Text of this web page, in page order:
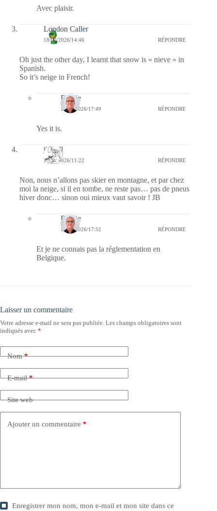
Avec plaisir.
London Caller
18/02/2026/14:46 RÉPONDRE
Oh just the other day, I learnt that snow is « nieve » in
Spanish.
So it’s neige in French!
Bernie
18/02/2026/17:49 RÉPONDRE
Yes it is.
jill bill
17/02/2026/11:22 RÉPONDRE
Non, nous n’allons pas skier en montagne, et par chez
moi la neige, si il en tombe, ne reste pas… pas de pneus
hiver donc… sinon oui mieux vaut savoir ! JB
Bernie
18/02/2026/17:52 RÉPONDRE
Et je ne connais pas la réglementation en
Belgique.
Laisser un commentaire
Votre adresse e-mail ne sera pas publiée. Les champs obligatoires sont
indiqués avec *
Nom*
E-mail*
Site web
Ajouter un commentaire *
Enregistrer mon nom, mon e-mail et mon site dans ce